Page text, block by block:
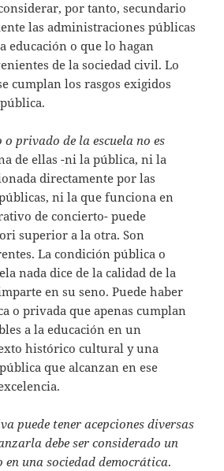
por tanto, secundario
las administraciones públicas
educación o que lo hagan
de la sociedad civil. Lo
cumplan los rasgos exigidos
privado de la escuela no es
de ellas -ni la pública, ni la
directamente por las
ni la que funciona en
de concierto- puede
superior a la otra. Son
La condición pública o
nada dice de la calidad de la
en su seno. Puede haber
o privada que apenas cumplan
a la educación en un
histórico cultural y una
que alcanzan en ese
puede tener acepciones diversas
debe ser considerado un
en una sociedad democrática.